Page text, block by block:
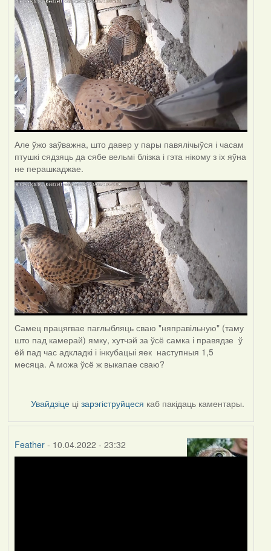
Але ўжо заўважна, што давер у пары павялічыўся і часам
птушкі сядзяць да сябе вельмі блізка і гэта нікому з іх яўна
не перашкаджае.
Самец працягвае паглыбляць сваю "няправільную" (таму
што пад камерай) ямку, хутчэй за ўсё самка і правядзе ў
ёй пад час адкладкі і інкубацыі яек наступныя 1,5
месяца. А можа ўсё ж выкапае сваю?
Увайдзіце цізарэгіструйцеся каб пакідаць каментары.
Feather- 10.04.2022 - 23:32